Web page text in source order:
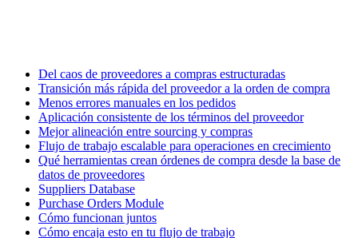
Del caos de proveedores a compras estructuradas
Transición más rápida del proveedor a la orden de compra
Menos errores manuales en los pedidos
Aplicación consistente de los términos del proveedor
Mejor alineación entre sourcing y compras
Flujo de trabajo escalable para operaciones en crecimiento
Qué herramientas crean órdenes de compra desde la base de
datos de proveedores
Suppliers Database
Purchase Orders Module
Cómo funcionan juntos
Cómo encaja esto en tu flujo de trabajo